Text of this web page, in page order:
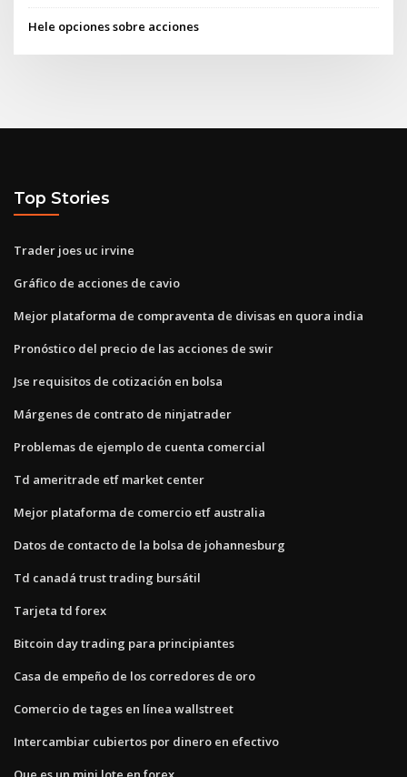
Hele opciones sobre acciones
Top Stories
Trader joes uc irvine
Gráfico de acciones de cavio
Mejor plataforma de compraventa de divisas en quora india
Pronóstico del precio de las acciones de swir
Jse requisitos de cotización en bolsa
Márgenes de contrato de ninjatrader
Problemas de ejemplo de cuenta comercial
Td ameritrade etf market center
Mejor plataforma de comercio etf australia
Datos de contacto de la bolsa de johannesburg
Td canadá trust trading bursátil
Tarjeta td forex
Bitcoin day trading para principiantes
Casa de empeño de los corredores de oro
Comercio de tages en línea wallstreet
Intercambiar cubiertos por dinero en efectivo